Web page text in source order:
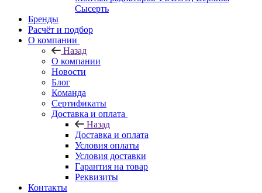
Сысерть
Бренды
Расчёт и подбор
О компании
Назад
О компании
Новости
Блог
Команда
Сертификаты
Доставка и оплата
Назад
Доставка и оплата
Условия оплаты
Условия доставки
Гарантия на товар
Реквизиты
Контакты